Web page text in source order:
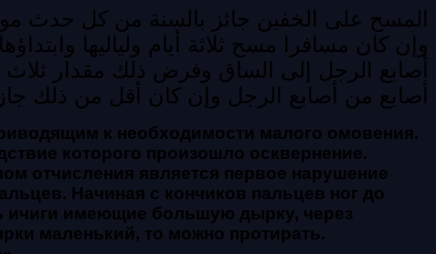
المسح على الخفين جائز بالسنة من كل حدث
وإن كان مسافرا مسح ثلاثة أيام ولياليها
أصابع الرجل إلى الساق وفرض ذلك مقدار ثلاث
أصابع من أصابع الرجل وإن كان أقل من ذلك جاز
к необходимости малого омовения.
которого произошло осквернение.
отчисления является первое нарушение
Начиная с кончиков пальцев ног до
ичиги имеющие большую дырку, через
маленький, то можно протирать.